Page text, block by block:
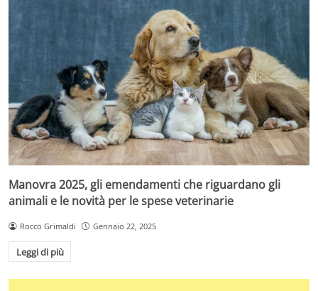
Manovra 2025, gli emendamenti che riguardano gli
animali e le novità per le spese veterinarie
Rocco Grimaldi Gennaio 22, 2025
Leggi di più